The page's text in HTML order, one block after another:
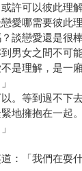
許可以彼此理
愛哪需要彼此
談戀愛還是很棒
到男女之間不
是理解，是
。等到過不下
地擁抱在一起。
：「我們在耍